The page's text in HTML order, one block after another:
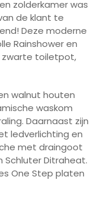
zolderkamer was
de klant te
Deze moderne
Rainshower en
toiletpot,
walnut houten
waskom
Daarnaast zijn
ledverlichting en
met draingoot
Schluter Ditraheat.
One Step platen